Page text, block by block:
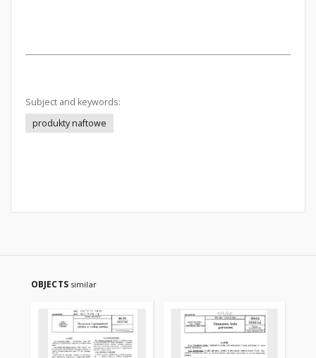
Subject and keywords:
produkty naftowe
OBJECTS similar